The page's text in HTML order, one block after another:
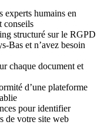
experts humains en
conseils
structuré sur le RGPD
Bas et n’avez besoin
chaque document et
d’une plateforme
pour identifier
de votre site web